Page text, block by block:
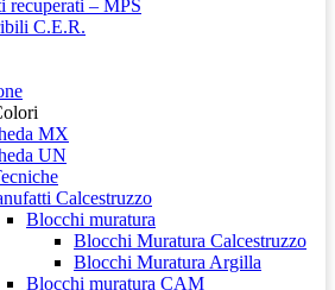
recuperati – MPS
C.E.R.
MX
UN
Calcestruzzo
Blocchi muratura
Blocchi Muratura Calcestruzzo
Blocchi Muratura Argilla
Blocchi muratura CAM